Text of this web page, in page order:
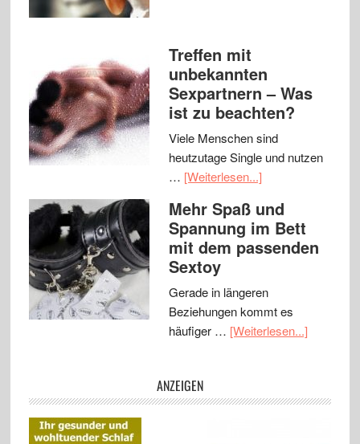
Treffen mit
unbekannten
Sexpartnern – Was
ist zu beachten?
Viele Menschen sind
heutzutage Single und nutzen
… [Weiterlesen...]
Mehr Spaß und
Spannung im Bett
mit dem passenden
Sextoy
Gerade in längeren
Beziehungen kommt es
häufiger … [Weiterlesen...]
ANZEIGEN